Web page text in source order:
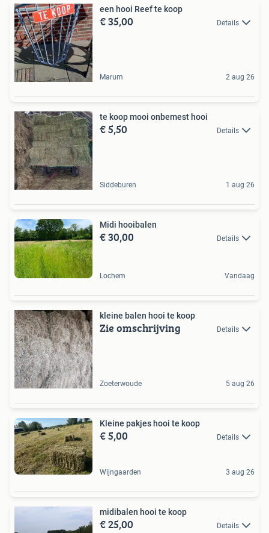
een hooi Reef te koop
€ 35,00 Details
Marum 2 aug 26
te koop mooi onbemest hooi
€ 5,50 Details
Siddeburen 1 aug 26
Midi hooibalen
€ 30,00 Details
Lochem Vandaag
kleine balen hooi te koop
Zie omschrijving Details
Zoeterwoude 5 aug 26
Kleine pakjes hooi te koop
€ 5,00 Details
Wijngaarden 3 aug 26
midibalen hooi te koop
€ 25,00 Details